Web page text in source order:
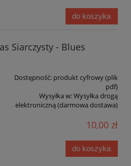
do koszyka
Siarczysty - Blues
Dostępność: produkt cyfrowy (plik
pdf)
Wysyłka w:Wysyłka drogą
elektroniczną (darmowa dostawa)
10,00 zł
do koszyka